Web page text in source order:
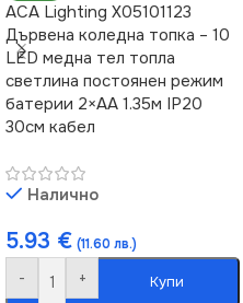
ACA Lighting X05101123
Дървена коледна топка – 10
LED медна тел топла
светлина постоянен режим
батерии 2×AA 1.35м IP20
30см кабел
Налично
5.93 € (11.60 лв.)
- + Купи